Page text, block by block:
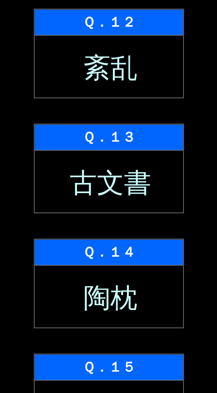
Ｑ．１２
紊乱
Ｑ．１３
古文書
Ｑ．１４
陶枕
Ｑ．１５